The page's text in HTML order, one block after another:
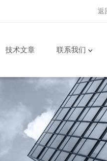
返
技术文章 联系我们